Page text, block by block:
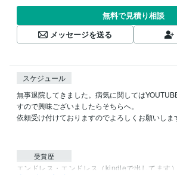
無料で見積り相談
メッセージを送る
スケジュール
無事退院してきました。病気に関しては
すので興味ございましたらそちらへ。
依頼受け付けておりますのでよろしくお願いしま
受賞歴
エンドレス・エンドレス（kindleで出してます）